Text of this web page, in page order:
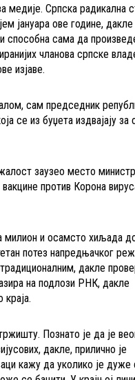
Српска радикална
јануара ове године,
способна сама да
чланова српске
изјаве.
сам председник
се из буџета издвајају за
заузео место
против Корона
милион и осамсто хиљада
потез напредњачког
дакле
на подлози РНК, дакле
Познато је да је
дакле, прилично је
кажу да уколико је дуже